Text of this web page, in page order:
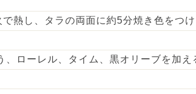
熱し、タラの両面に約5分焼き色をつけ
ローレル、タイム、黒オリーブを加え